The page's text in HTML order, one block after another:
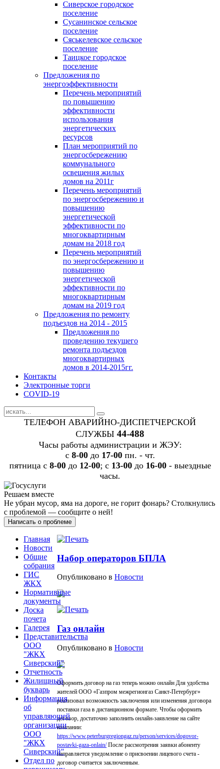
Сиверское городское
поселение
Сусанинское сельское
поселение
Сяськелевское сельское
поселение
Таицкое городское
поселение
Предложения по
энергоэффективности
Перечень мероприятий
по повышению
эффективности
использования
энергетических
ресурсов
План мероприятий по
энергосбережению
коммунального
освещения жилых
домов на 2011г
Перечень мероприятий
по энергосбережению и
повышению
энергетической
эффективности по
многоквартирным
домам на 2018 год
Перечень мероприятий
по энергосбережению и
повышению
энергетической
эффективности по
многоквартирным
домам на 2019 год
Предложения по ремонту
подъездов на 2014 - 2015
Предложения по
проведению текущего
ремонта подъездов
многоквартирных
домов в 2014-2015гг.
Контакты
Электронные торги
COVID-19
ТЕЛЕФОН АВАРИЙНО-ДИСПЕТЧЕРСКОЙ
СЛУЖБЫ 44-488
Часы работы администрации и ЖЭУ:
c 8-00до 17-00пн. - чт.
пятница с 8-00до 12-00; с 13-00до 16-00- выездные
часы.
Решаем вместе
Не убран мусор, яма на дороге, не горит фонарь? Столкнулись
с проблемой — сообщите о ней!
Написать о проблеме
Набор операторов БПЛА
Опубликовано в Новости
Газ онлайн
Опубликовано в Новости
Оформить договор на газ теперь можно онлайн Для удобства
жителей ООО «Газпром межрегионгаз Санкт-Петербург»
реализовал возможность заключения или изменения договора
поставки газа в дистанционном формате. Чтобы оформить
договор, достаточно заполнить онлайн-заявление на сайте
компании:
https://www.peterburgregiongaz.ru/person/services/dogovor-
postavki-gaza-onlain/После рассмотрения заявки абоненту
направляется уведомление о присвоении лицевого счета -
договор считается заключенным.
Главная
Новости
Общие
собрания
ГИС
ЖКХ
Нормативные
документы
Доска
почета
Галерея
Представительства
ООО
"ЖКХ
Сиверский"
Отчетность
Жилищный
букварь
Информация
об
управляющей
организации
ООО
"ЖКХ
Сиверский"
Отдел по